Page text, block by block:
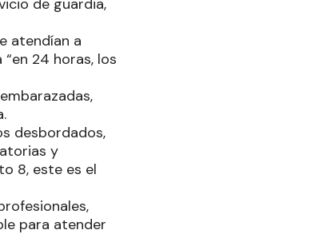
de guardia,
atendían a
24 horas, los
desbordados,
y
8, este es el
para atender